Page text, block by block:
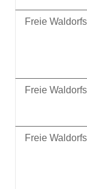
Freie
Freie
Freie